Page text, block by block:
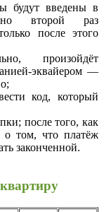
будут введены в
второй раз
после этого
произойдёт
эквайером —
код, который
после того, как
о том, что платёж
законченной.